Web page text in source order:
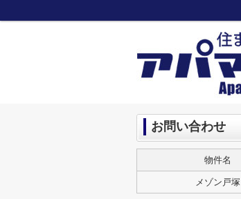
お問い合わせ
物件名
メゾン戸塚